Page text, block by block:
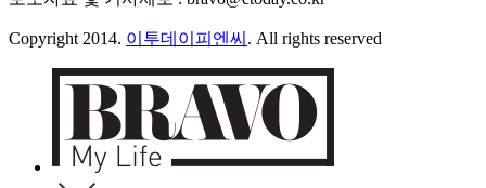
Copyright 2014. 이투데이피엔씨 . All rights reserved